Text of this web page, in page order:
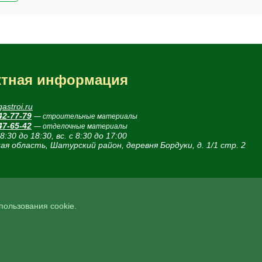
cookie.
информация
77-79 — строительные материалы
65-42 — отделочные материалы
до 18:30, вс. с 8:30 до 17:00
область, Шатурский район, деревня Бордуки, д. 1/1 стр. 2